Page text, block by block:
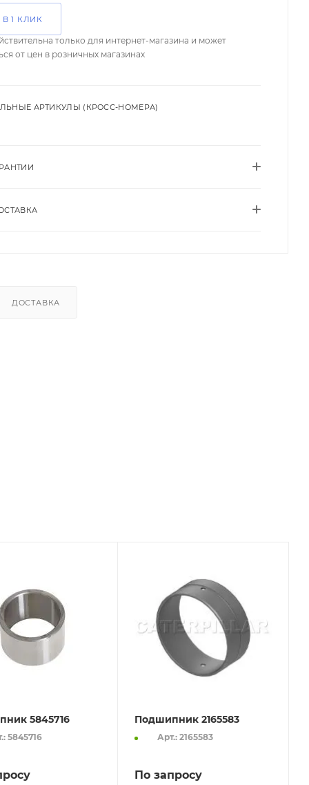
1 КЛИК
только для интернет-магазина и может
от цен в розничных магазинах
АРТИКУЛЫ (КРОСС-НОМЕРА)
ДОСТАВКА
5845716
5845716
Подшипник 2165583
Арт.: 2165583
По запросу